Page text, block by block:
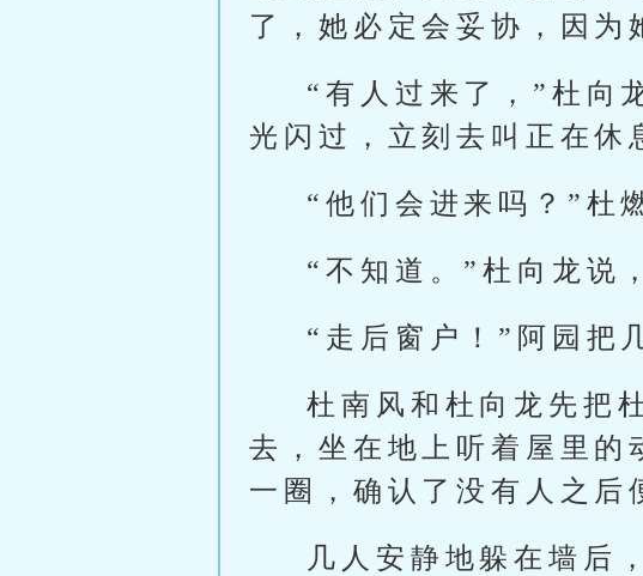
了，她必定会妥协，因为
“有人过来了，”杜向
光闪过，立刻去叫正在休
“他们会进来吗？”杜
“不知道。”杜向龙说
“走后窗户！”阿园把
杜南风和杜向龙先把
去，坐在地上听着屋里的
一圈，确认了没有人之后
几人安静地躲在墙后